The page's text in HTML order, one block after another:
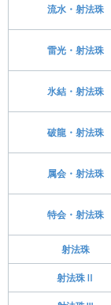
流水・射法珠
雷光・射法珠
氷結・射法珠
破龍・射法珠
属会・射法珠
特会・射法珠
射法珠
射法珠Ⅱ